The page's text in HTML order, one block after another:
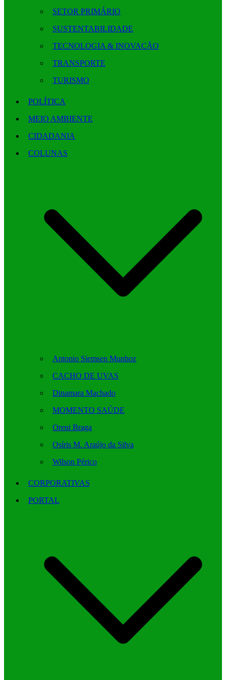
SETOR PRIMÁRIO
SUSTENTABILIDADE
TECNOLOGIA & INOVAÇÃO
TRANSPORTE
TURISMO
POLÍTICA
MEIO AMBIENTE
CIDADANIA
COLUNAS
Antonio Siemsen Munhoz
CACHO DE UVAS
Dinamara Machado
MOMENTO SAÚDE
Oreni Braga
Osíris M. Araújo da Silva
Wilson Périco
CORPORATIVAS
PORTAL